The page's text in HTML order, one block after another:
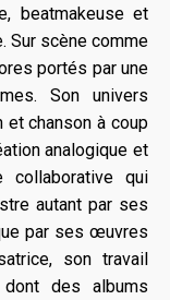
beatmakeuse et
Sur scène comme
portés par une
Son univers
chanson à coup
analogique et
collaborative qui
autant par ses
par ses œuvres
son travail
des albums